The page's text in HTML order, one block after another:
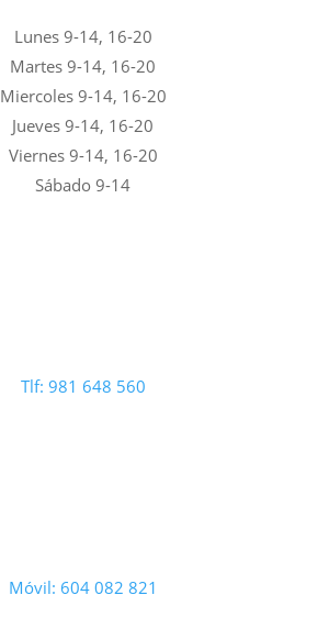
Lunes 9-14, 16-20
Martes 9-14, 16-20
Miercoles 9-14, 16-20
Jueves 9-14, 16-20
Viernes 9-14, 16-20
Sábado 9-14
Tlf: 981 648 560
Móvil: 604 082 821